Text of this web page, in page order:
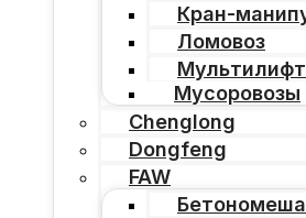
Кран-
Ломовоз
Мультилифт
Мусоровозы
Chenglong
Dongfeng
FAW